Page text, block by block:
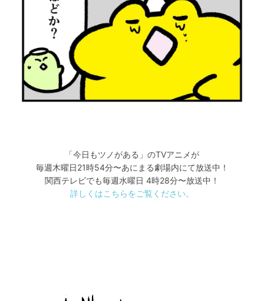
「今日もツノがある」のTVアニメが
毎週木曜日21時54分〜あにまる劇場内にて放送中！
関西テレビでも毎週水曜日 4時28分〜放送中！
詳しくはこちらをご覧ください。